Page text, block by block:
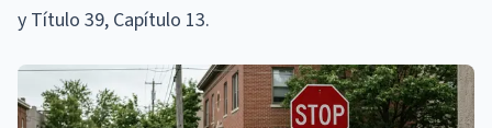
y Título 39, Capítulo 13.